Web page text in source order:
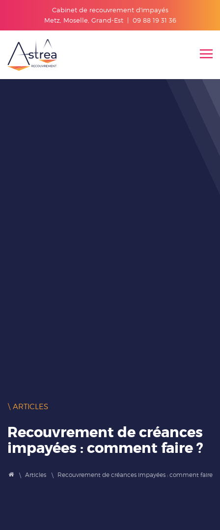
Cabinet de recouvrement d'impayés
Metz, Moselle, Grand-Est | 09 88 19 31 36
\ ARTICLES
Recouvrement de créances
impayées : comment faire ?
Articles Recouvrement de créances impayées : comment faire ?